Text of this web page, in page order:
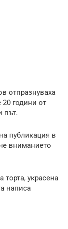
отпразнуваха
години от
път.
публикация в
вниманието
украсена
написа